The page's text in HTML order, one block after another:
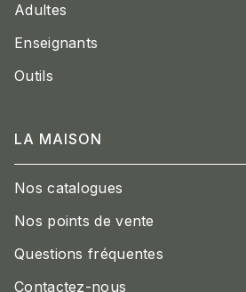
Adultes
Enseignants
Outils
LA MAISON
Nos catalogues
Nos points de vente
Questions fréquentes
Contactez-nous